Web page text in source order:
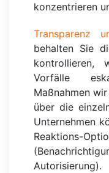
konzentrieren
Transparenz
behalten Sie
kontrollieren,
Vorfälle
Maßnahmen
über die
Unternehmen
Autorisierung).